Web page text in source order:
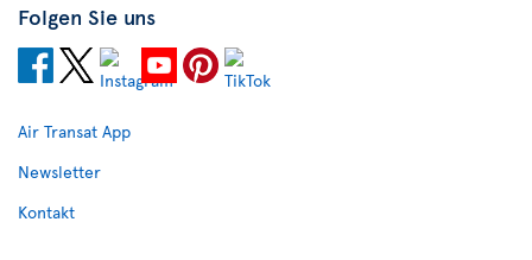
Folgen Sie uns
Air Transat App
Newsletter
Kontakt